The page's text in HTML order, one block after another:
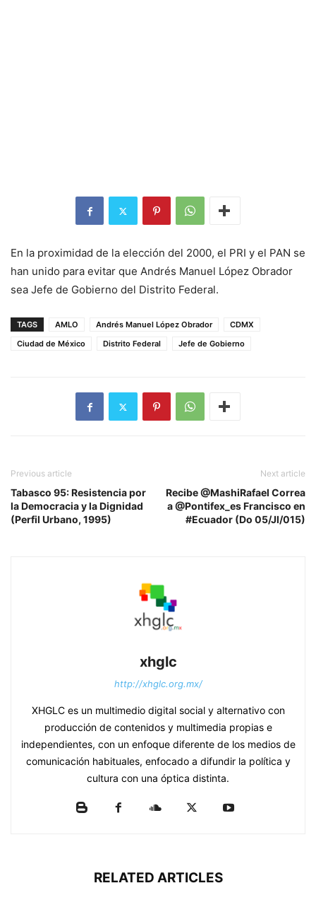
En la proximidad de la elección del 2000, el PRI y el PAN se
han unido para evitar que Andrés Manuel López Obrador
sea Jefe de Gobierno del Distrito Federal.
TAGS AMLO Andrés Manuel López Obrador
CDMX
Ciudad de México
Distrito Federal Jefe de Gobierno
Previous article
Tabasco 95: Resistencia por
la Democracia y la Dignidad
(Perfil Urbano, 1995)
Next article
Recibe @MashiRafael Correa
a @Pontifex_es Francisco en
#Ecuador (Do 05/Jl/015)
xhglc
http://xhglc.org.mx/
XHGLC es un multimedio digital social y alternativo con
producción de contenidos y multimedia propias e
independientes, con un enfoque diferente de los medios de
comunicación habituales, enfocado a difundir la política y
cultura con una óptica distinta.
RELATED ARTICLES